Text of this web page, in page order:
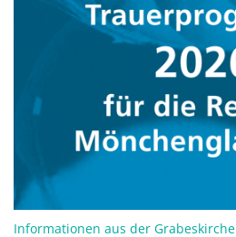
Informationen aus der Grabeskirche: